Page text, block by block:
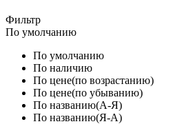
Фильтр
По умолчанию
По умолчанию
По наличию
По цене(по возрастанию)
По цене(по убыванию)
По названию(А-Я)
По названию(Я-А)